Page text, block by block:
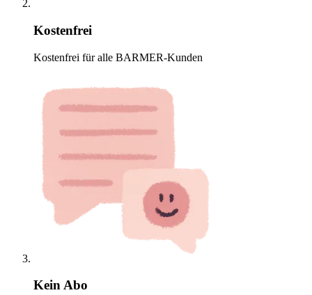
Kostenfrei
Kostenfrei für alle BARMER-Kunden
Kein Abo